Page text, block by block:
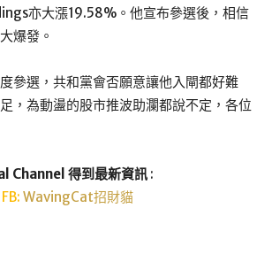
亦大漲19.58%。他宣布參選後，相信
爆發。
參選，共和黨會否願意讓他入閘都好難
，為動盪的股市推波助瀾都說不定，各位
Channel 得到最新資訊 :
FB: WavingCat招財貓